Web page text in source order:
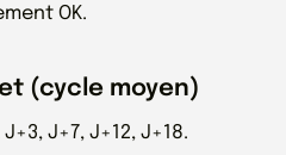
OK.
(cycle moyen)
J+7, J+12, J+18.